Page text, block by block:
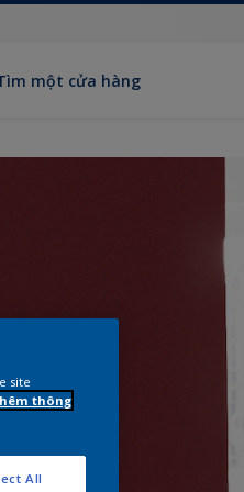
một cửa hàng
site
thông
All